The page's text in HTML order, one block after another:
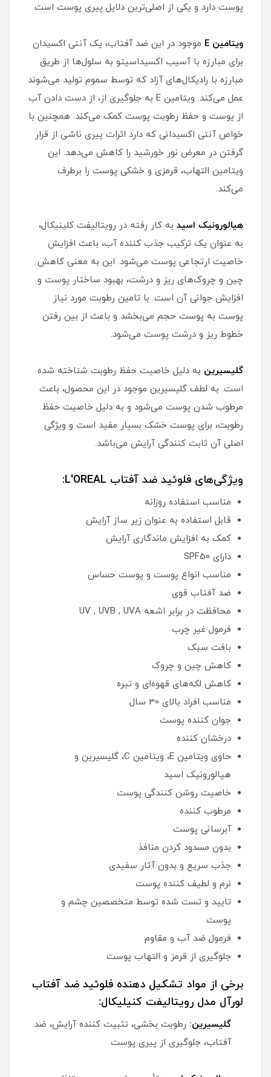
پوست دارد و یکی از اصلی‌ترین دلایل پیری پوست است.
ویتامین E
موجود در این ضد آفتاب، یک آنتی اکسیدان
برای مبارزه با آسیب اکسیداسیتو به سلول‌ها از طریق
مبارزه با رادیکال‌های آزاد که توسط سموم تولید می‌شوند
عمل می‌کند. ویتامین E به جلوگیری از، از دست دادن آب
از پوست و حفظ رطوبت پوست کمک می‌کند. همچنین با
خواص آنتی اکسیدانی که دارد اثرات پیری ناشی از قرار
گرفتن در معرض نور خورشید را کاهش می‌دهد. این
ویتامین التهاب، قرمزی و خشکی پوست را برطرف
می‌کند.
هیالورونیک اسید به کار رفته در رویتالیفت کلینیکال،
به عنوان یک ترکیب جذب کننده آب، باعث افزایش
خاصیت ارتجاعی پوست می‌شود. این به معنی کاهش
چین و چروک‌های ریز و درشت، بهبود ساختار پوست و
افزایش جوانی آن است. با تامین رطوبت مورد نیاز
پوست به پوست حجم می‌بخشد و باعث از بین رفتن
خطوط ریز و درشت پوست می‌شود.
گلیسیرین به دلیل خاصیت حفظ رطوبت شناخته شده
است. به لطف گلیسیرین موجود در این محصول، باعث
مرطوب شدن پوست می‌شود و به دلیل خاصیت حفظ
رطوبت، برای پوست خشک بسیار مفید است و ویژگی
اصلی آن ثابت کنندگی آرایش می‌باشد.
ویژگی‌های فلوئید ضد آفتاب L'OREAL:
مناسب استفاده روزانه
قابل استفاده به عنوان زیر ساز آرایش
کمک به افزایش ماندگاری آرایش
دارای SPF50
مناسب انواع پوست و پوست حساس
ضد آفتاب قوی
محافظت در برابر اشعه UV , UVB , UVA
فرمول غیر چرب
بافت سبک
کاهش چین و چروک
کاهش لکه‌های قهوه‌ای و تیره
مناسب افراد بالای 30 سال
جوان کننده پوست
درخشان کننده
حاوی ویتامین E، ویتامین C، گلیسیرین و
هیالورونیک اسید
خاصیت روشن کنندگی پوست
مرطوب کننده
آبرسانی پوست
بدون مسدود کردن منافذ
جذب سریع و بدون آثار سفیدی
نرم و لطیف کننده پوست
تایید و تست شده توسط متخصصین چشم و
پوست
فرمول ضد آب و مقاوم
جلوگیری از قرمز و التهاب پوست
برخی از مواد تشکیل دهنده فلوئید ضد آفتاب
لورآل مدل رویتالیفت کنیلیکال:
گلیسیرین: رطوبت بخشی، تثبیت کننده آرایش، ضد
آفتاب، جلوگیری از پیری پوست